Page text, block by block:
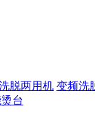
脱两用机 变频洗
台